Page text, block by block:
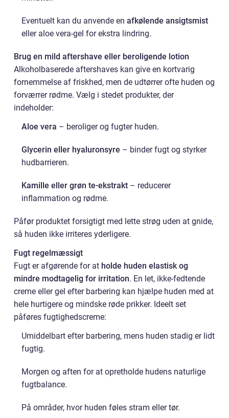
Eventuelt kan du anvende en afkølende ansigtsmist
eller aloe vera-gel for ekstra lindring.
Brug en mild aftershave eller beroligende lotion
Alkoholbaserede aftershaves kan give en kortvarig
fornemmelse af friskhed, men de udtørrer ofte huden og
forværrer rødme. Vælg i stedet produkter, der
indeholder:
Aloe vera – beroliger og fugter huden.
Glycerin eller hyaluronsyre – binder fugt og styrker
hudbarrieren.
Kamille eller grøn te-ekstrakt – reducerer
inflammation og rødme.
Påfør produktet forsigtigt med lette strøg uden at gnide,
så huden ikke irriteres yderligere.
Fugt regelmæssigt
Fugt er afgørende for at holde huden elastisk og
mindre modtagelig for irritation. En let, ikke-fedtende
creme eller gel efter barbering kan hjælpe huden med at
hele hurtigere og mindske røde prikker. Ideelt set
påføres fugtighedscreme:
Umiddelbart efter barbering, mens huden stadig er lidt
fugtig.
Morgen og aften for at opretholde hudens naturlige
fugtbalance.
På områder, hvor huden føles stram eller tør.